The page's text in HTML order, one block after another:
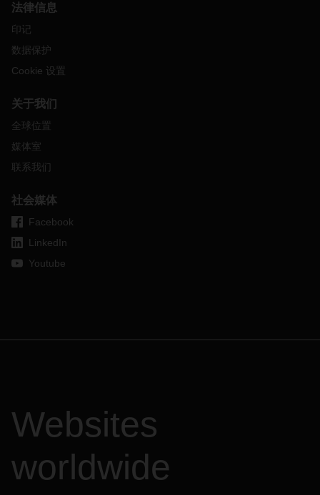
法律信息
印记
数据保护
Cookie 设置
关于我们
全球位置
媒体室
联系我们
社会媒体
Facebook
LinkedIn
Youtube
Websites
worldwide